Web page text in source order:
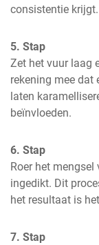
consistentie krijgt.
5. Stap
Zet het vuur laag
rekening mee dat
laten
beïnvloeden.
6. Stap
Roer het
ingedikt. Dit
het resultaat is
7. Stap